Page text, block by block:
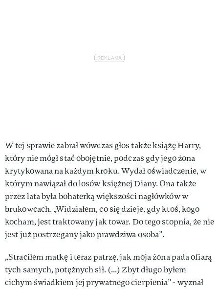
W tej sprawie zabrał wówczas głos także książę Harry,
który nie mógł stać obojętnie, podczas gdy jego żona
krytykowana na każdym kroku. Wydał oświadczenie, w
którym nawiązał do losów księżnej Diany. Ona także
przez lata była bohaterką większości nagłówków w
brukowcach. „Widziałem, co się dzieje, gdy ktoś, kogo
kocham, jest traktowany jak towar. Do tego stopnia, że nie
jest już postrzegany jako prawdziwa osoba”.
„Straciłem matkę i teraz patrzę, jak moja żona pada ofiarą
tych samych, potężnych sił. (...) Zbyt długo byłem
cichym świadkiem jej prywatnego cierpienia” - wyznał